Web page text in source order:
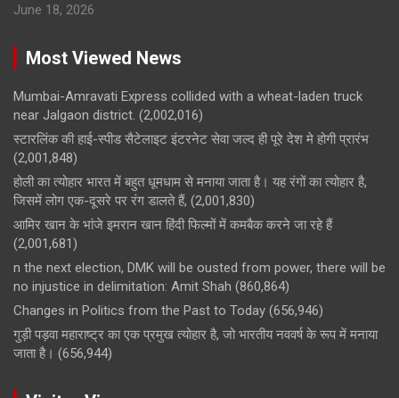
June 18, 2026
Most Viewed News
Mumbai-Amravati Express collided with a wheat-laden truck
near Jalgaon district. (2,002,016)
स्टारलिंक की हाई-स्पीड सैटेलाइट इंटरनेट सेवा जल्द ही पूरे देश मे होगी प्रारंभ
(2,001,848)
होली का त्योहार भारत में बहुत धूमधाम से मनाया जाता है। यह रंगों का त्योहार है,
जिसमें लोग एक-दूसरे पर रंग डालते हैं, (2,001,830)
आमिर खान के भांजे इमरान खान हिंदी फिल्मों में कमबैक करने जा रहे हैं
(2,001,681)
n the next election, DMK will be ousted from power, there will be
no injustice in delimitation: Amit Shah (860,864)
Changes in Politics from the Past to Today (656,946)
गुड़ी पड़वा महाराष्ट्र का एक प्रमुख त्योहार है, जो भारतीय नववर्ष के रूप में मनाया
जाता है। (656,944)